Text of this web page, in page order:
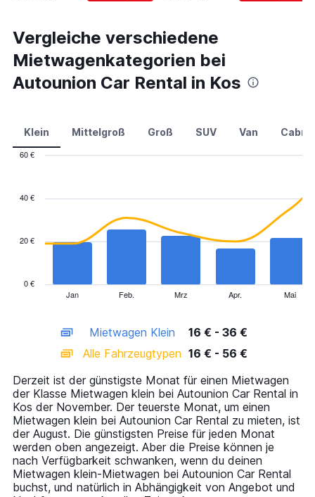
Vergleiche verschiedene
Mietwagenkategorien bei
Autounion Car Rental in Kos
Klein Mittelgroß Groß SUV Van Cabrio
has
displaying
categories.
14
categories.
The
chart
has
1
Y
axis
displaying
Jan Feb. Mrz Apr. Mai
0 €
20 €
40 €
60 €
Mietwagen Klein
16 € - 36 €
Alle Fahrzeugtypen 16 € - 56 €
Derzeit ist der günstigste Monat für einen Mietwagen
der Klasse Mietwagen klein bei Autounion Car Rental in
Kos der November. Der teuerste Monat, um einen
Mietwagen klein bei Autounion Car Rental zu mieten, ist
der August. Die günstigsten Preise für jeden Monat
werden oben angezeigt. Aber die Preise können je
nach Verfügbarkeit schwanken, wenn du deinen
Mietwagen klein-Mietwagen bei Autounion Car Rental
buchst, und natürlich in Abhängigkeit von Angebot und